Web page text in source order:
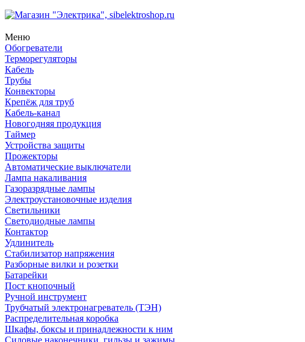
Меню
Обогреватели
Терморегуляторы
Кабель
Трубы
Конвекторы
Крепёж для труб
Кабель-канал
Новогодняя продукция
Таймер
Устройства защиты
Прожекторы
Автоматические выключатели
Лампа накаливания
Газоразрядные лампы
Электроустановочные изделия
Светильники
Светодиодные лампы
Контактор
Удлинитель
Стабилизатор напряжения
Разборные вилки и розетки
Батарейки
Пост кнопочный
Ручной инструмент
Трубчатый электронагреватель (ТЭН)
Распределительная коробка
Шкафы, боксы и принадлежности к ним
Силовые наконечники, гильзы и зажимы